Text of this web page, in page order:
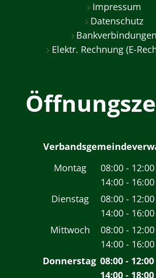
Impressum
Datenschutz
Bankverbindungen
Elektr. Rechnung (E-
Montag
08:00 - 12:00
14:00 - 16:00
Dienstag 08:00 - 12:00
14:00 - 16:00
Mittwoch 08:00 - 12:00
14:00 - 16:00
Von
Donnerstag 08:00- 12:00
14:00- 18:00